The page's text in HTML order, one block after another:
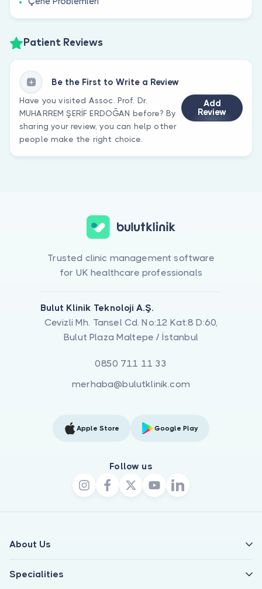
Patient Reviews
Be the First to Write a Review
Have you visited Assoc. Prof. Dr.
MUHARREM ŞERİF ERDOĞAN before? By
sharing your review, you can help other
people make the right choice.
Add
Review
Trusted clinic management software
for UK healthcare professionals
Bulut Klinik Teknoloji A.Ş.
Cevizli Mh. Tansel Cd. No:12 Kat:8 D:60,
Bulut Plaza Maltepe / İstanbul
0850 711 11 33
merhaba@bulutklinik.com
Apple Store Google Play
Follow us
About Us
Specialities